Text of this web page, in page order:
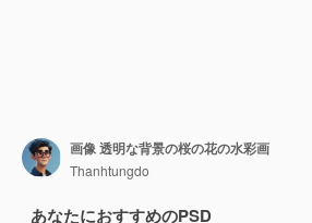
画像 透明な背景の桜の花の水彩画
Thanhtungdo
あなたにおすすめのPSD